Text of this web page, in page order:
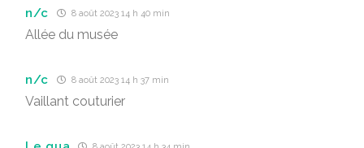
n/c 8 août 2023 14 h 40 min
Allée du musée
n/c 8 août 2023 14 h 37 min
Vaillant couturier